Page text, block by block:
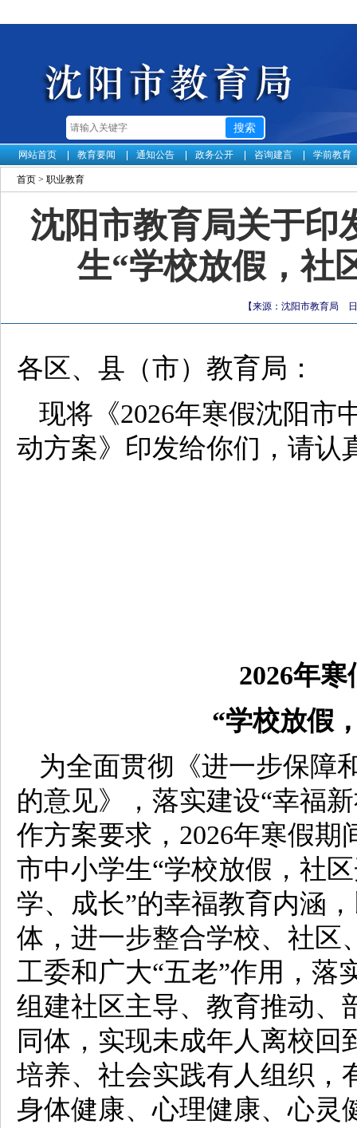
网站首页 教育要闻 通知公告 政务公开 咨询建言 学前教育
首页 > 职业教育
沈阳市教育局关于印
生“学校放假，社
【来源：沈阳市教育局
各区、县（市）教育局：
现将《2026年寒假沈阳市
动方案》印发给你们，请认
2026年
“学校放假
为全面贯彻《进一步保障
的意见》，落实建设“幸福
作方案要求，2026年寒假
市中小学生“学校放假，社
学、成长”的幸福教育内涵
体，进一步整合学校、社区
工委和广大“五老”作用，落
组建社区主导、教育推动、
同体，实现未成年人离校
培养、社会实践有人组织，
身体健康、心理健康、心灵